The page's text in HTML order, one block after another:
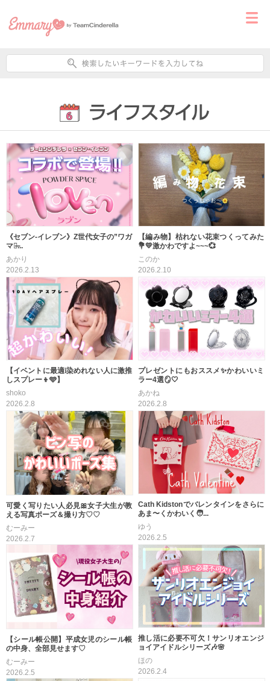
《セブン-イレブン》Z世代女子の”ワガ
ママ̶...
あかり
2026.2.13
【編み物】枯れない花束つくってみた
💐💛激かわですよ~~~💞
このか
2026.2.10
【イベントに最適❕染めれない人に激推
しスプレー👦🩵】
shoko
2026.2.8
プレゼントにもおススメ✨かわいいミ
ラー4選🪞🤍
あかね
2026.2.8
可愛く写りたい人必見🎀女子大生が教
える写真ポーズ＆撮り方♡♡
むーみー
2026.2.7
Cath Kidstonでバレンタインをさらに
あま〜くかわいく🧑...
ゆう
2026.2.5
【シール帳公開】平成女児のシール帳
の中身、全部見せます♡
むーみー
2026.2.5
推し活に必要不可欠！サンリオエンジ
ョイアイドルシリーズ🎶🌸
ほの
2026.2.4